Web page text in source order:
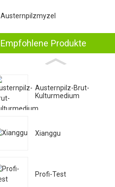
Austernpilzmyzel
Empfohlene Produkte
Austernpilz-Brut-
Kulturmedium
Xianggu
Profi-Test